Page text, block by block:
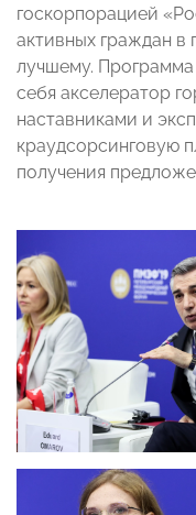
госкорпорацией
активных граждан в
лучшему. Программа
себя акселератор
наставниками и
краудсорсинговую
получения